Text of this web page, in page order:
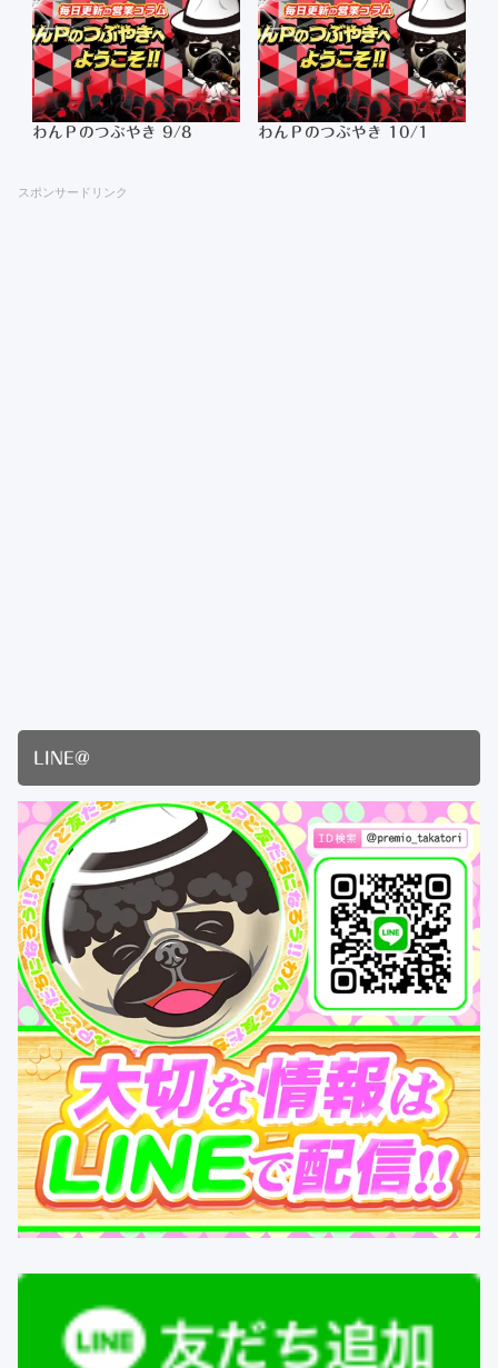
わんＰのつぶやき 9/8 わんＰのつぶやき 10/1
スポンサードリンク
LINE@